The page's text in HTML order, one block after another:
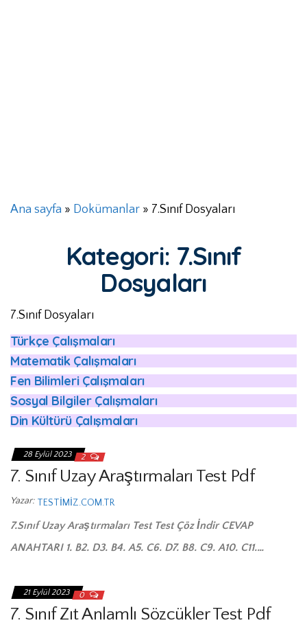
Ana sayfa » Dokümanlar » 7.Sınıf Dosyaları
Kategori: 7.Sınıf
Dosyaları
7.Sınıf Dosyaları
Türkçe Çalışmaları
Matematik Çalışmaları
Fen Bilimleri Çalışmaları
Sosyal Bilgiler Çalışmaları
Din Kültürü Çalışmaları
28 Eylül 2023 2
7. Sınıf Uzay Araştırmaları Test Pdf
Yazar: TESTIMIZ.COM.TR
7.Sınıf Uzay Araştırmaları Test Test Çöz İndir CEVAP
ANAHTARI 1. B2. D3. B4. A5. C6. D7. B8. C9. A10. C11.…
21 Eylül 2023 0
7. Sınıf Zıt Anlamlı Sözcükler Test Pdf